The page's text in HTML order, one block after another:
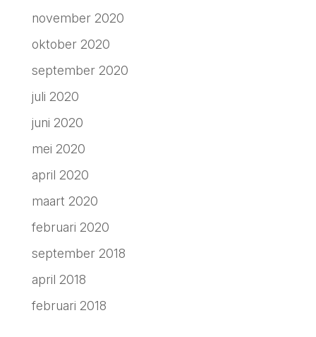
november 2020
oktober 2020
september 2020
juli 2020
juni 2020
mei 2020
april 2020
maart 2020
februari 2020
september 2018
april 2018
februari 2018